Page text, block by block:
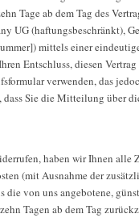
Tage ab dem Tag des
UG (haftungsbeschränkt),
mittels einer
Entschluss, diesen
verwenden, das
dass Sie die Mitteilung über
haben wir Ihnen
(mit Ausnahme der
die von uns angebotene,
Tagen ab dem Tag